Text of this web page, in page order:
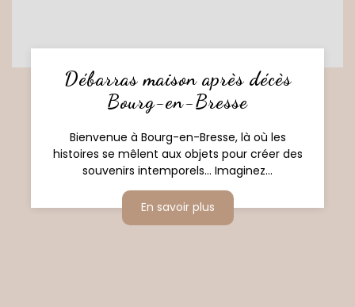
Débarras maison après décès
Bourg-en-Bresse
Bienvenue à Bourg-en-Bresse, là où les
histoires se mêlent aux objets pour créer des
souvenirs intemporels... Imaginez...
En savoir plus